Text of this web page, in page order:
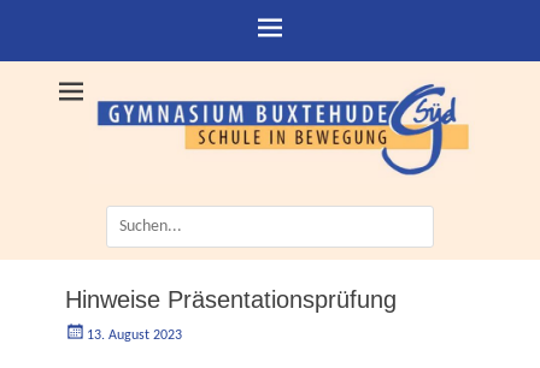
Suche
nach:
Hinweise Präsentationsprüfung
Geschrieben
13. August 2023